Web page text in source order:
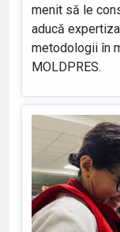
menit să le
aducă
metodologii în
MOLDPRES.